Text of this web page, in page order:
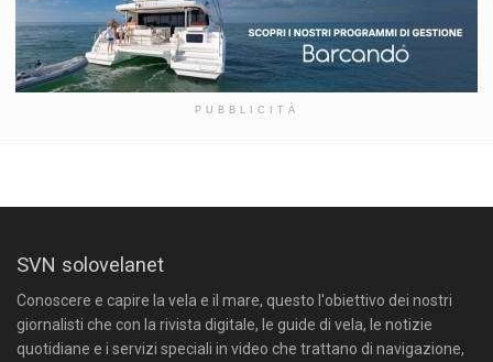
PUBBLICITÀ
SVN solovelanet
Conoscere e capire la vela e il mare, questo l'obiettivo dei nostri
giornalisti che con la rivista digitale, le guide di vela, le notizie
quotidiane e i servizi speciali in video che trattano di navigazione,